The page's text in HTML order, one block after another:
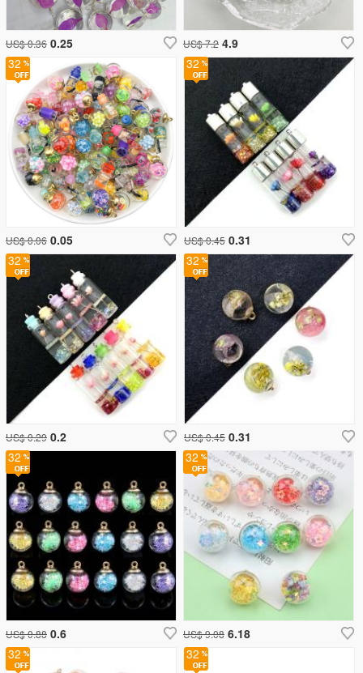
32
US$ 0.06 0.05
US$ 0.36 0.25 US$ 7.2 4.9
32
US$ 0.45 0.31
32
US$ 0.45 0.31
32
US$ 0.29 0.2
32
32
US$ 0.88 0.6
32
US$ 9.08 6.18
32